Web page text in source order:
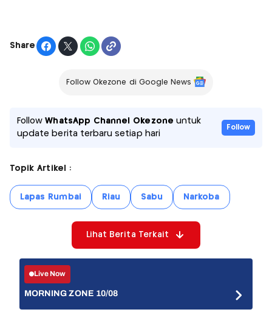
Share
Follow Okezone di Google News
FollowWhatsApp Channel Okezone untuk
update berita terbaru setiap hari
Follow
Topik Artikel :
Lapas Rumbai Riau Sabu Narkoba
Lihat Berita Terkait
Live Now
MORNING ZONE 10/08